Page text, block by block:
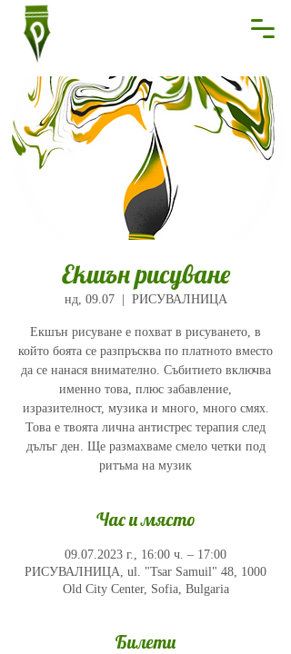
Екшън рисуване
нд, 09.07
  |
РИСУВАЛНИЦА
Екшън рисуване е похват в рисуването, в
който боята се разпръсква по платното вместо
да се нанася внимателно. Събитието включва
именно това, плюс забавление,
изразителност, музика и много, много смях.
Това е твоята лична антистрес терапия след
дълъг ден. Ще размахваме смело четки под
ритъма на музик
Час и място
09.07.2023 г., 16:00 ч. – 17:00
РИСУВАЛНИЦА, ul. "Tsar Samuil" 48, 1000
Old City Center, Sofia, Bulgaria
Билети